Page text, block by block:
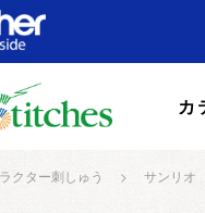
カ
クター刺しゅう > サンリオ